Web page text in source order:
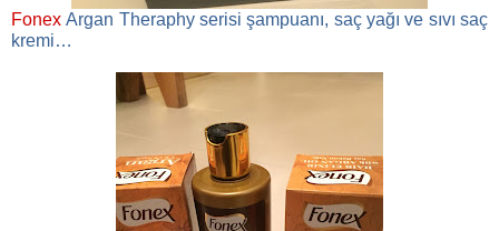
Fonex Argan Theraphy serisi şampuanı, saç yağı ve sıvı saç
kremi…